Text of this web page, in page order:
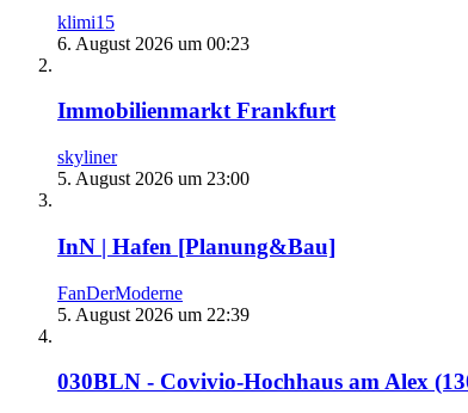
klimi15
6. August 2026 um 00:23
Immobilienmarkt Frankfurt
skyliner
5. August 2026 um 23:00
InN | Hafen [Planung&Bau]
FanDerModerne
5. August 2026 um 22:39
030BLN - Covivio-Hochhaus am Alex